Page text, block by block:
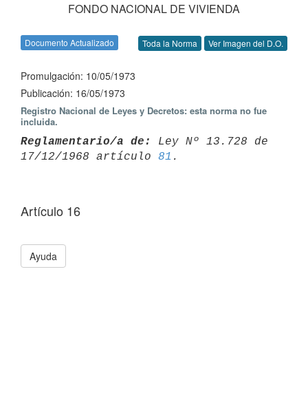
FONDO NACIONAL DE VIVIENDA
Documento Actualizado Toda la Norma Ver Imagen del D.O.
Promulgación: 10/05/1973
Publicación: 16/05/1973
Registro Nacional de Leyes y Decretos: esta norma no fue
incluida.
Reglamentario/a de:
Ley Nº 13.728 de
17/12/1968 artículo 81
Artículo 16
Ayuda